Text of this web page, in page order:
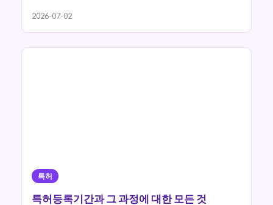
2026-07-02
특허
특허등록기간과 그 과정에 대한 모든 것